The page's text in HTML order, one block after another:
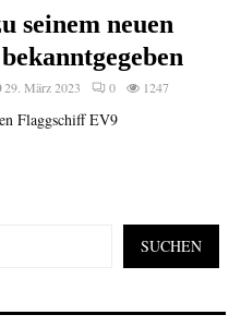
seinem neuen
29. März 2023 0 1247
Flaggschiff EV9
SUCHEN